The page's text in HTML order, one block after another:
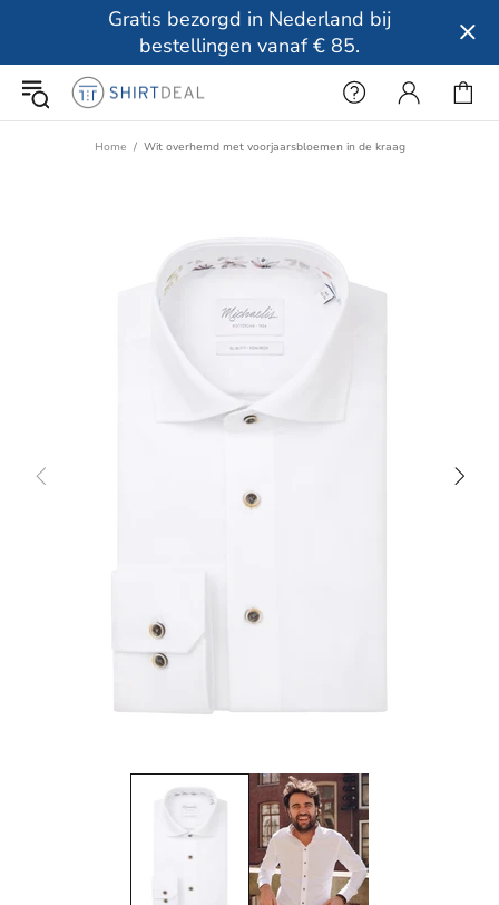
Gratis bezorgd in Nederland bij
bestellingen vanaf € 85.
Home Wit overhemd met voorjaarsbloemen in de kraag